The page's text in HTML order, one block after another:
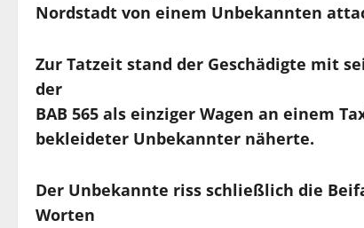
Nordstadt von einem Unbekannten
Zur Tatzeit stand der Geschädigte mit
der
BAB 565 als einziger Wagen an einem
bekleideter Unbekannter näherte.
Der Unbekannte riss schließlich die
Worten